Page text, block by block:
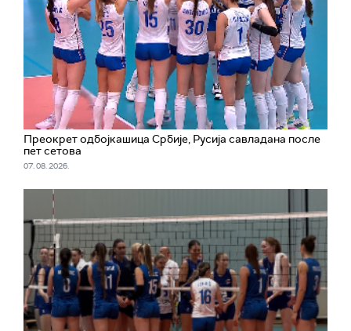
Преокрет одбојкашица Србије, Русија савладана после
пет сетова
07. 08. 2026.